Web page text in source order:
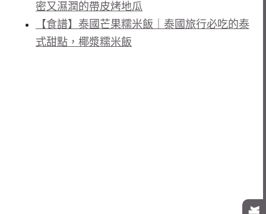
密又濕潤的帶皮烤地瓜
【食譜】泰國芒果糯米飯｜泰國旅行必吃的泰
式甜點，椰漿糯米飯